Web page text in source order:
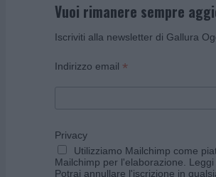
Vuoi rimanere sempre
Iscriviti alla newsletter di Gallura
Indirizzo email *
Privacy
Utilizziamo Mailchimp come
Mailchimp per l'elaborazione.
Potrai annullare l'iscrizione in